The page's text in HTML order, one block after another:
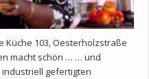
Küche 103, Oesterholzstraße
macht schön … … und
industriell gefertigten